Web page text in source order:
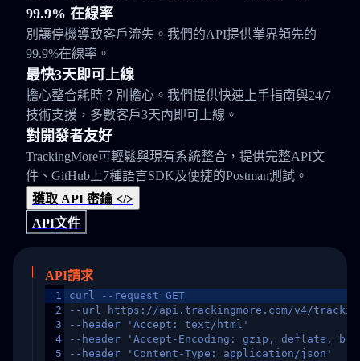
99.9% 在線率
別讓停機導致客戶流失。我們的API提供業界領先的
99.9%在線率。
最快3天即可上線
擔心整合耗時？別擔心。我們提供快速上手指南與24/7
技術支援，多數客戶3天內即可上線。
對開發者友好
TrackingMore可輕鬆與現有系統整合，提供完整API文
件、GitHub上7種語言SDK及便捷的Postman測試。
獲取 API 密鑰 </>
API文件
API請求
1
2
3
4
5
curl --request GET
--url https://api.trackingmore.com/v4/trackings/
--header 'Accept: text/html'
--header 'Accept-Encoding: gzip, deflate,
--header 'Content-Type: application/json'